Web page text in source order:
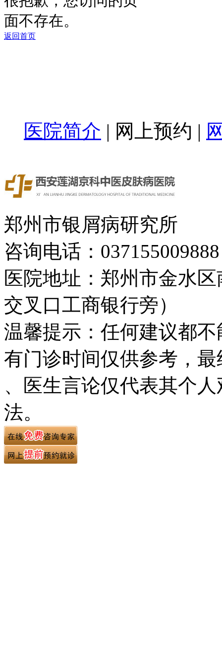
医院简介 | 网上预约 |
郑州市银屑病研究所
咨询电话：
医院地址：郑州市金水
交叉口工商银行旁）
温馨提示：任何建议都
有门诊时间仅供参考，
、医生言论仅代表其个
法。